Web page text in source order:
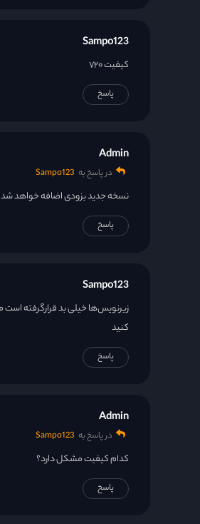
قسمت 46
قسمت 49
قسمت 50
قسمت 51
قسمت 53
قسمت 54
قسمت 56
Sampo123
کیفیت ۷۲۰
پاسخ
Admin
در پاسخ به Sampo123
نسخه جدید بزودی اضافه خواهد شد
پاسخ
Sampo123
کنید
پاسخ
Admin
در پاسخ به Sampo123
کدام کیفیت مشکل دارد؟
پاسخ